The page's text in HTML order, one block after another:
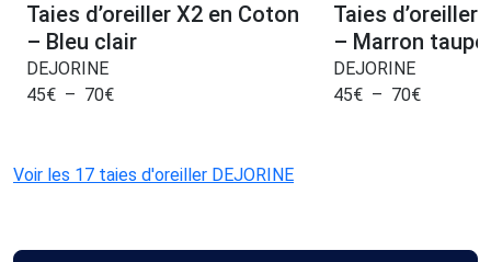
Taies d’oreiller X2 en Coton
– Bleu clair
DEJORINE
45€ – 70€
Taies d’oreiller
– Marron taupe
DEJORINE
45€ – 70€
Voir les 17 taies d'oreiller DEJORINE